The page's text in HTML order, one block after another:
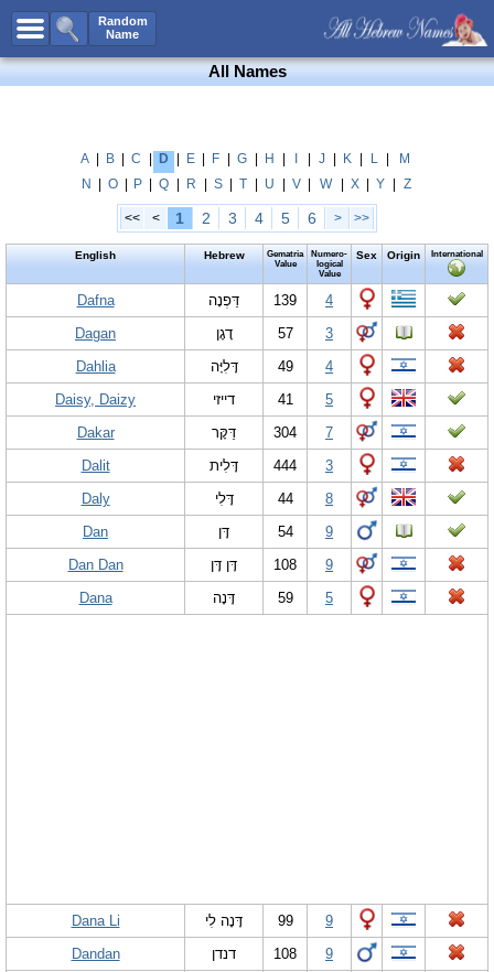
Random
Name
All Names
Boy Names
Unisex Names
Popular Names
Celebs B. DaysNew!
Numerology
Contact Us
All Names
A B C D E F G H J K L
M
N
O P Q R S T U V W X Y Z
<< < 1 2 3 4 5 6 > >>
English Hebrew
Gematria
Value
Numero-
logical
Value
Sex Origin International
Dafna דַּפְנָה 139
4
Dagan
דָגָן 57
3
Dahlia
דָּלִיָּה 49
4
Daisy, Daizy
דייזי 41
5
Dakar
דַּקָּר 304
7
Dalit
דָּלִית 444
3
Daly
דָּלִי 44
8
Dan
דָּן 54
9
Dan Dan
דָּן דָּן 108
9
Dana
דָּנָה 59 5
Dana Li דָּנָה לִי 99
9
Dandan
דנדן 108
9